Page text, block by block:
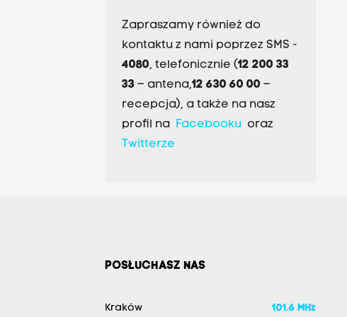
Zapraszamy również do
kontaktu z nami poprzez SMS -
4080, telefonicznie (12 200 33
33– antena,12 630 60 00 –
recepcja), a także na nasz
profil na Facebookuoraz
Twitterze
POSŁUCHASZ NAS
Kraków 101.6 MHz